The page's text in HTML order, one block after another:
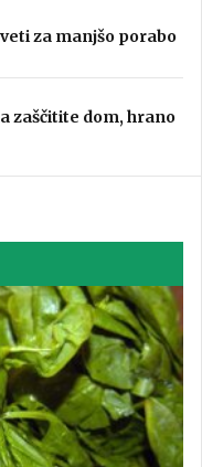
za manjšo porabo
zaščitite dom, hrano